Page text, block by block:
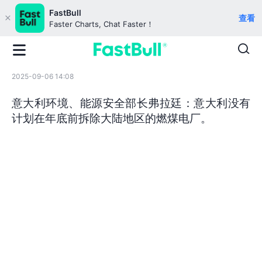
FastBull
Faster Charts, Chat Faster！
查看
2025-09-06 14:08
意大利环境、能源安全部长弗拉廷：意大利没有
计划在年底前拆除大陆地区的燃煤电厂。